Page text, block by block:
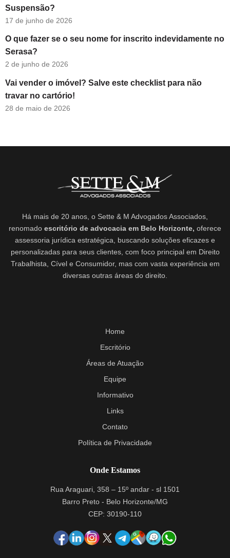
Suspensão?
17 de junho de 2026
O que fazer se o seu nome for inscrito indevidamente no
Serasa?
2 de junho de 2026
Vai vender o imóvel? Salve este checklist para não
travar no cartório!
28 de maio de 2026
Há mais de 20 anos, o Sette & M Advogados Associados,
renomado escritório de advocacia em Belo Horizonte, oferece
assessoria jurídica estratégica, buscando soluções eficazes e
personalizadas para seus clientes, com foco principal em Direito
Trabalhista, Cível e Consumidor, mas com vasta experiência em
diversas outras áreas do direito.
Home
Escritório
Áreas de Atuação
Equipe
Informativo
Links
Contato
Política de Privacidade
Onde Estamos
Rua Araguari, 358 – 15º andar - sl 1501
Barro Preto - Belo Horizonte/MG
CEP: 30190-110